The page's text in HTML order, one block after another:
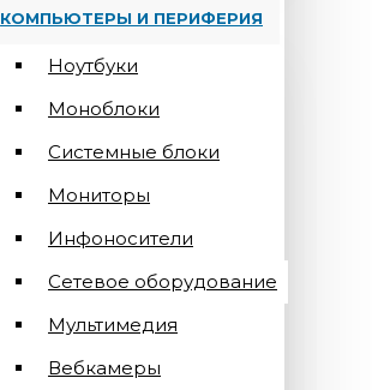
КОМПЬЮТЕРЫ И ПЕРИФЕРИЯ
Ноутбуки
Моноблоки
Системные блоки
Мониторы
Инфоносители
Сетевое оборудование
Мультимедия
Вебкамеры